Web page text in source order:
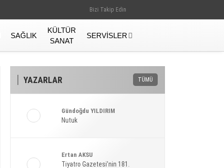
Bizi Takip Edin
SAĞLIK
KÜLTÜR
SANAT
SERVISLER
YAZARLAR TÜMÜ
Gündoğdu YILDIRIM
Nutuk
Ertan AKSU
Tiyatro Gazetesi’nin 181.